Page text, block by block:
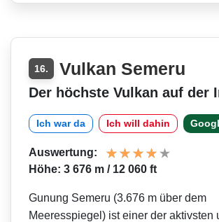
16. Vulkan Semeru
Der höchste Vulkan auf der
Ich war da Ich will dahin
Auswertung:
Höhe: 3 676 m / 12 060 ft
Gunung Semeru (3.676 m über dem
Meeresspiegel) ist einer der aktivsten